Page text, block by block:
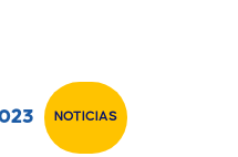
NOTICIAS